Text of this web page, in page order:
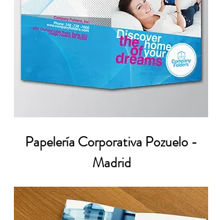
Papelería Corporativa Pozuelo -
Madrid